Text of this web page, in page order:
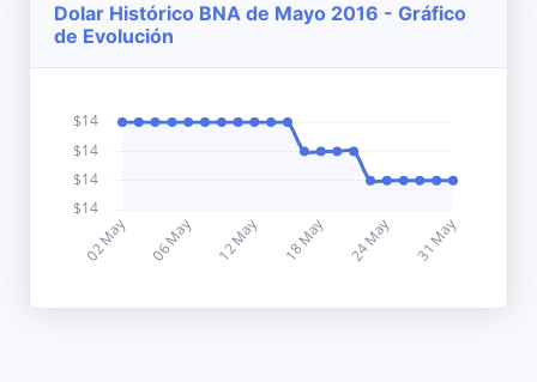
Dolar Histórico BNA de Mayo 2016 - Gráfico
de Evolución